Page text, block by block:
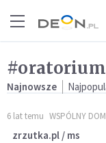
Najnowsze
6 lat temu WSPÓLNY DOM
zrzutka.pl / ms